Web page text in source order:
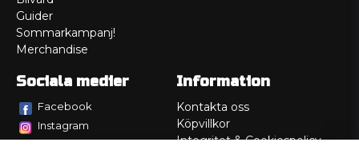
Guider
Sommarkampanj!
Merchandise
Sociala medier
Facebook
Instagram
Information
Kontakta oss
Köpvillkor
Integritet & Cookiespolicy